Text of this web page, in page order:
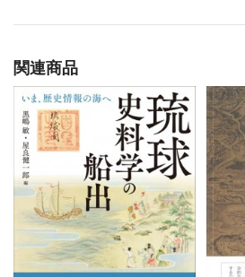
関連商品